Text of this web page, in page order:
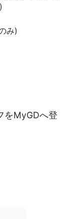
み)
をMyGDへ登